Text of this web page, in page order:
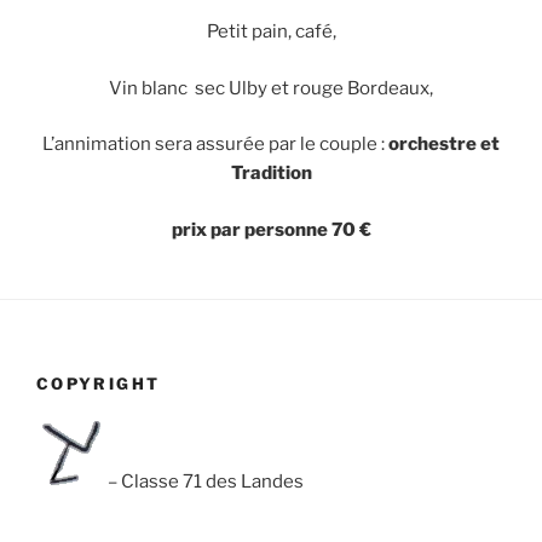
Petit pain, café,
Vin blanc sec Ulby et rouge Bordeaux,
L’annimation sera assurée par le couple :orchestre et
Tradition
prix par personne 70 €
COPYRIGHT
– Classe 71 des Landes